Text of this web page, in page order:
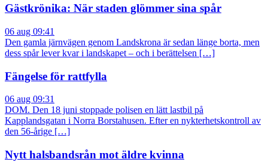
Gästkrönika: När staden glömmer sina spår
06 aug 09:41
Den gamla järnvägen genom Landskrona är sedan länge borta, men
dess spår lever kvar i landskapet – och i berättelsen […]
Fängelse för rattfylla
06 aug 09:31
DOM. Den 18 juni stoppade polisen en lätt lastbil på
Kapplandsgatan i Norra Borstahusen. Efter en nykterhetskontroll av
den 56-årige […]
Nytt halsbandsrån mot äldre kvinna